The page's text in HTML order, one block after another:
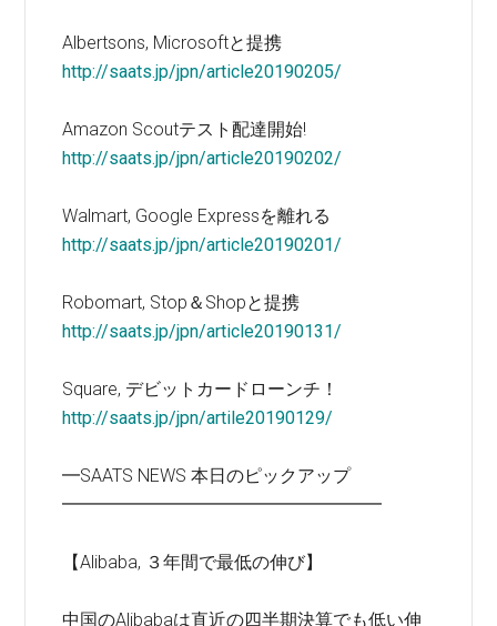
Albertsons, Microsoftと提携
http://saats.jp/jpn/article20190205/
Amazon Scoutテスト配達開始!
http://saats.jp/jpn/article20190202/
Walmart, Google Expressを離れる
http://saats.jp/jpn/article20190201/
Robomart, Stop＆Shopと提携
http://saats.jp/jpn/article20190131/
Square, デビットカードローンチ！
http://saats.jp/jpn/artile20190129/
━SAATS NEWS 本日のピックアップ
━━━━━━━━━━━━━━━━━━
【Alibaba, ３年間で最低の伸び】
中国のAlibabaは直近の四半期決算でも低い伸